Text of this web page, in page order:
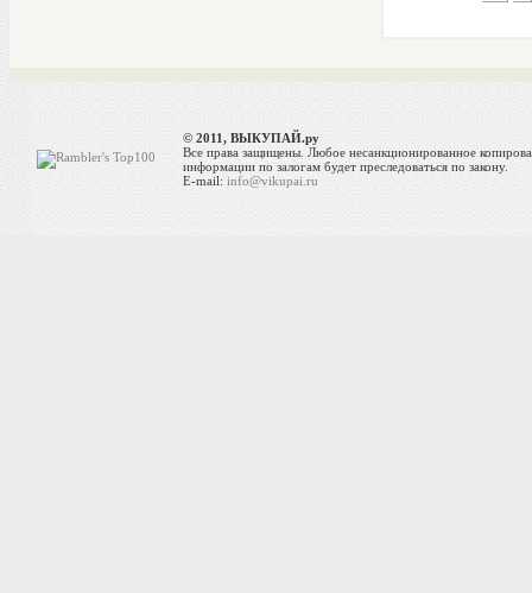
© 2011, ВЫКУПАЙ.ру
Все права защищены. Любое несанкционированное
информации по залогам будет преследоваться по закону.
E-mail:info@vikupai.ru